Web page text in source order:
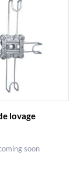
lovage
soon